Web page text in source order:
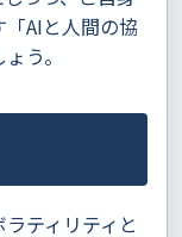
AIと人間の協
う。
ティリティと